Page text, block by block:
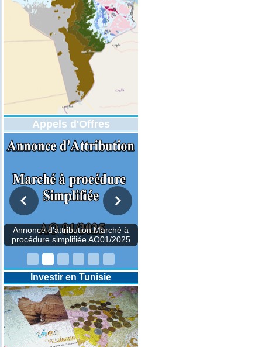
Appels d'Offres
DESIGNATION D’UN REVISEUR
COMPTABLE POUR LES
EXERCICES 2025-2026-2027
Investir en Tunisie